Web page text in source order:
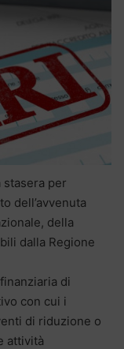
stasera per
dell’avvenuta
della
dalla Regione
di
con cui i
di riduzione o
attività